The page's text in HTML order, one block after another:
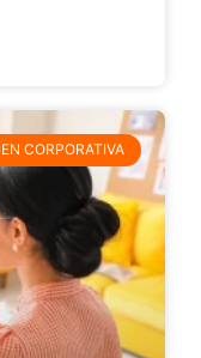
CORPORATIVA